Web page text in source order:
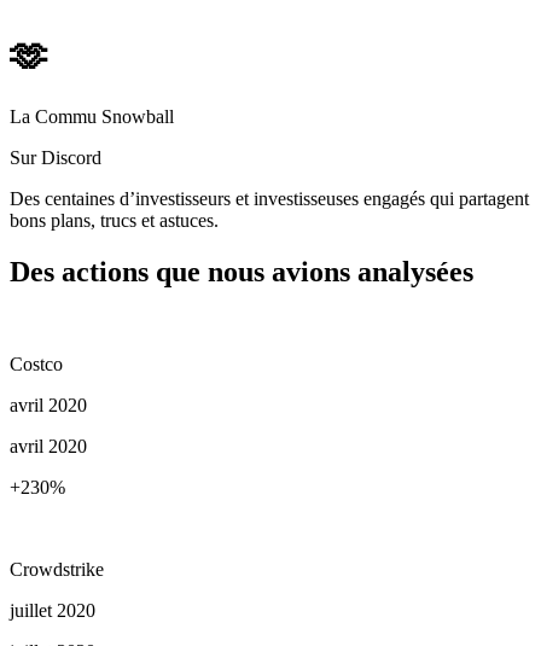
🫶
La Commu Snowball
Sur Discord
Des centaines d’investisseurs et investisseuses engagés qui partagent
bons plans, trucs et astuces.
Des actions que nous avions analysées
Costco
avril 2020
avril 2020
+230%
Crowdstrike
juillet 2020